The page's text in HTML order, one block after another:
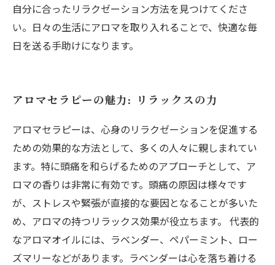
自分に合ったリラクゼーション方法を見つけてくださ
い。日々の生活にアロマを取り入れることで、快適な毎
日を送る手助けになります。
アロマセラピーの魅力: リラックスの力
アロマセラピーは、心身のリラクゼーションを促進する
ための効果的な方法として、多くの人々に親しまれてい
ます。特に頭痛を和らげるためのアプローチとして、ア
ロマの香りは非常に有効です。頭痛の原因は様々です
が、ストレスや緊張が直接的な要因となることが多いた
め、アロマの持つリラックス効果が役立ちます。 代表的
なアロマオイルには、ラベンダー、ペパーミント、ロー
ズマリーなどがあります。ラベンダーは心を落ち着ける